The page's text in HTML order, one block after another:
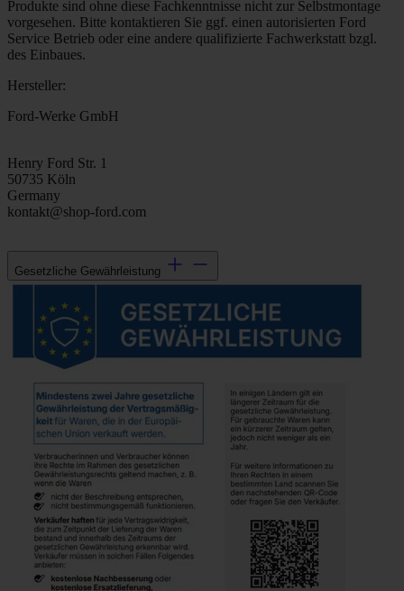
Produkte sind ohne diese Fachkenntnisse nicht zur Selbstmontage
vorgesehen. Bitte kontaktieren Sie ggf. einen autorisierten Ford
Service Betrieb oder eine andere qualifizierte Fachwerkstatt bzgl.
des Einbaues.
Hersteller:
Ford-Werke GmbH
Henry Ford Str. 1
50735 Köln
Germany
kontakt@shop-ford.com
Gesetzliche Gewährleistung